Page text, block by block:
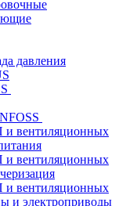
давления
и вентиляционных
и вентиляционных
и вентиляционных
и электроприводы